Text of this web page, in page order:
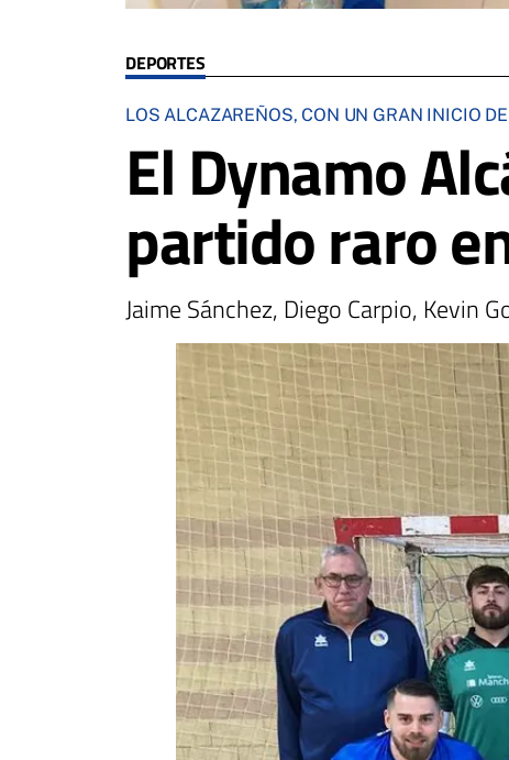
DEPORTES
LOS ALCAZAREÑOS, CON UN GRAN INICIO
El Dynamo
partido raro
Jaime Sánchez, Diego Carpio, Kevin